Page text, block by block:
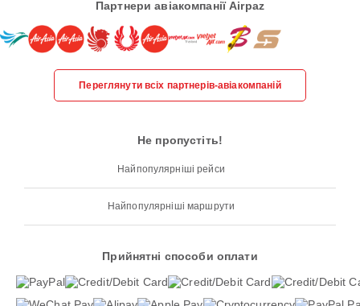
Партнери авіакомпанії Airpaz
Переглянути всіх партнерів-авіакомпаній
Не пропустіть!
Найпопулярніші рейси
Найпопулярніші маршрути
Прийнятні способи оплати